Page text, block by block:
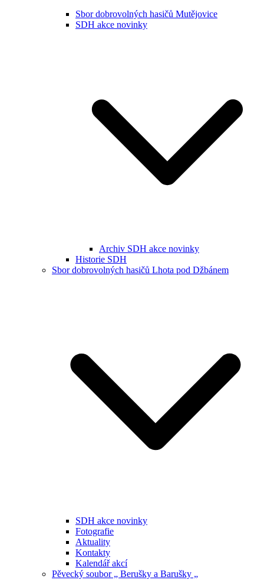
Sbor dobrovolných hasičů Mutějovice
SDH akce novinky
Archiv SDH akce novinky
Historie SDH
Sbor dobrovolných hasičů Lhota pod Džbánem
SDH akce novinky
Fotografie
Aktuality
Kontakty
Kalendář akcí
Pěvecký soubor „ Berušky a Barušky „